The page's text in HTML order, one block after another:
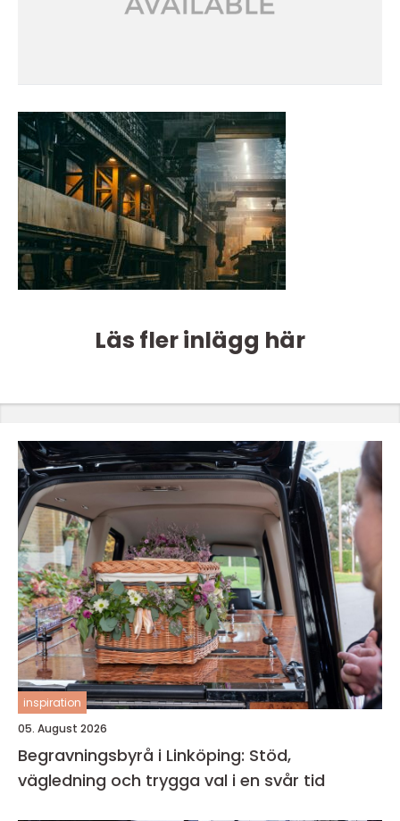
Läs fler inlägg här
inspiration
05. August 2026
Begravningsbyrå i Linköping: Stöd,
vägledning och trygga val i en svår tid